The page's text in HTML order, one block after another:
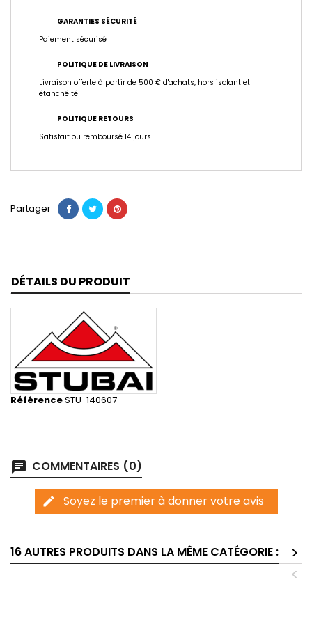
GARANTIES SÉCURITÉ
Paiement sécurisé
POLITIQUE DE LIVRAISON
Livraison offerte à partir de 500 € d'achats, hors isolant et
étanchéité
POLITIQUE RETOURS
Satisfait ou remboursé 14 jours
Partager
DÉTAILS DU PRODUIT
RéférenceSTU-140607
chat COMMENTAIRES (0)
edit Soyez le premier à donner votre avis
16 AUTRES PRODUITS DANS LA MÊME CATÉGORIE :
>
<